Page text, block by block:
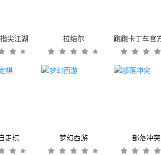
尖江湖 拉结尔
走棋 梦幻西游 部落冲突